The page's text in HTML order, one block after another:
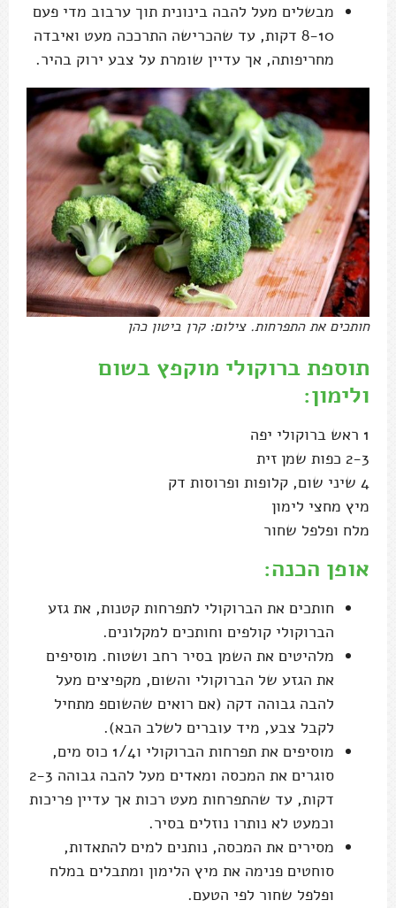
מבשלים מעל להבה בינונית תוך ערבוב מדי פעם
8-10 דקות, עד שהכרישה התרככה מעט ואיבדה
מחריפותה, אך עדיין שומרת על צבע ירוק בהיר.
חותכים את התפרחות. צילום: קרן ביטון כהן
תוספת ברוקולי מוקפץ בשום
ולימון:
1 ראש ברוקולי יפה
2-3 כפות שמן זית
4 שיני שום, קלופות ופרוסות דק
מיץ מחצי לימון
מלח ופלפל שחור
אופן הכנה:
חותכים את הברוקולי לתפרחות קטנות, את גזע
הברוקולי קולפים וחותכים למקלונים.
מלהיטים את השמן בסיר רחב ושטוח. מוסיפים
את הגזע של הברוקולי והשום, מקפיצים מעל
להבה גבוהה דקה (אם רואים שהשוםפ מתחיל
לקבל צבע, מיד עוברים לשלב הבא).
מוסיפים את תפרחות הברוקולי ו1/4 כוס מים,
סוגרים את המכסה ומאדים מעל להבה גבוהה 2-3
דקות, עד שהתפרחות מעט רכות אך עדיין פריכות
וכמעט לא נותרו נוזלים בסיר.
מסירים את המכסה, נותנים למים להתאדות,
סוחטים פנימה את מיץ הלימון ומתבלים במלח
ופלפל שחור לפי הטעם.